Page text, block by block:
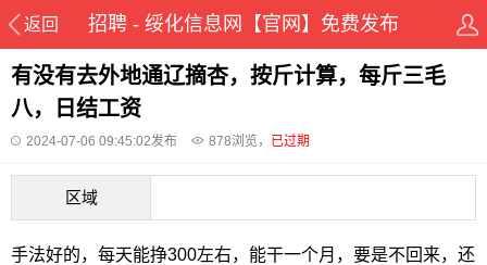
返回 招聘 - 绥化信息网【官网】免费发布
有没有去外地通辽摘杏，按斤计算，每斤三毛
八，日结工资
2024-07-06 09:45:02发布 878浏览， 已过期
区域
手法好的，每天能挣300左右，能干一个月，要是不回来，还